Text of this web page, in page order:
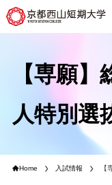
【専願
人特別選
Home 入試情報 【